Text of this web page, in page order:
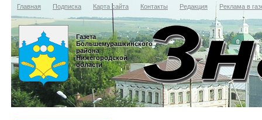
Главная Подписка Карта сайта Контакты Редакция Реклама в
Газета
Большемурашкинского
района
Нижегородской
области